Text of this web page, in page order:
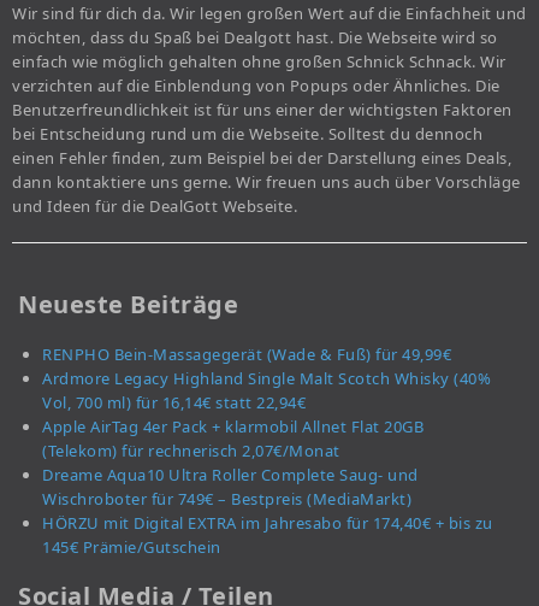
Wir sind für dich da. Wir legen großen Wert auf die Einfachheit und
möchten, dass du Spaß bei Dealgott hast. Die Webseite wird so
einfach wie möglich gehalten ohne großen Schnick Schnack. Wir
verzichten auf die Einblendung von Popups oder Ähnliches. Die
Benutzerfreundlichkeit ist für uns einer der wichtigsten Faktoren
bei Entscheidung rund um die Webseite. Solltest du dennoch
einen Fehler finden, zum Beispiel bei der Darstellung eines Deals,
dann kontaktiere uns gerne. Wir freuen uns auch über Vorschläge
und Ideen für die DealGott Webseite.
Neueste Beiträge
RENPHO Bein-Massagegerät (Wade & Fuß) für 49,99€
Ardmore Legacy Highland Single Malt Scotch Whisky (40%
Vol, 700 ml) für 16,14€ statt 22,94€
Apple AirTag 4er Pack + klarmobil Allnet Flat 20GB
(Telekom) für rechnerisch 2,07€/Monat
Dreame Aqua10 Ultra Roller Complete Saug- und
Wischroboter für 749€ – Bestpreis (MediaMarkt)
HÖRZU mit Digital EXTRA im Jahresabo für 174,40€ + bis zu
145€ Prämie/Gutschein
Social Media / Teilen